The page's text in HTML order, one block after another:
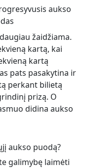
žaidžiama.
kartą, kai
kartą
pats pasakytina ir
perkant bilietą
prizą. O
didina aukso
aukso puodą?
galimybę laimėti